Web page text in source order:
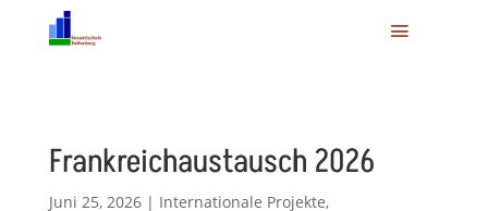
Frankreichaustausch 2026
Juni 25, 2026| Internationale Projekte,